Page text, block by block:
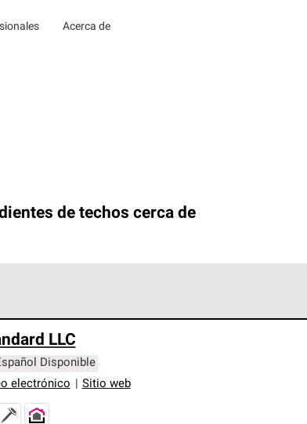
Acerca de
de techos cerca de
requisitos estrictos de profesionalismo y confiabilidad.
LLC
Disponible
electrónico Sitio web